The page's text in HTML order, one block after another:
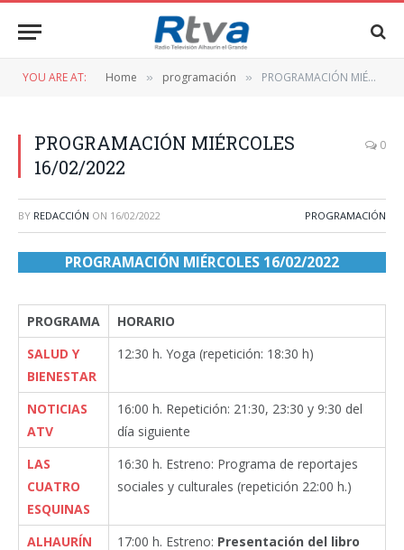
YOU ARE AT: Home » programación » PROGRAMACIÓN MIÉRCOLES 16/02/2022
PROGRAMACIÓN MIÉRCOLES
16/02/2022
0
BY REDACCIÓN ON 16/02/2022 PROGRAMACIÓN
PROGRAMACIÓN MIÉRCOLES 16/02/2022
PROGRAMA
HORARIO
SALUD Y
BIENESTAR
12:30 h. Yoga (repetición: 18:30 h)
NOTICIAS
ATV
16:00 h. Repetición: 21:30, 23:30 y 9:30 del
día siguiente
LAS
CUATRO
ESQUINAS
16:30 h. Estreno: Programa de reportajes
sociales y culturales (repetición 22:00 h.)
ALHAURÍN
17:00 h. Estreno: Presentación del libro